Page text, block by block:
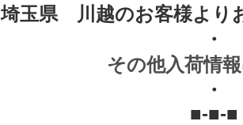
埼玉県 川越のお客様より
・
その他入荷情
・
■-■-■